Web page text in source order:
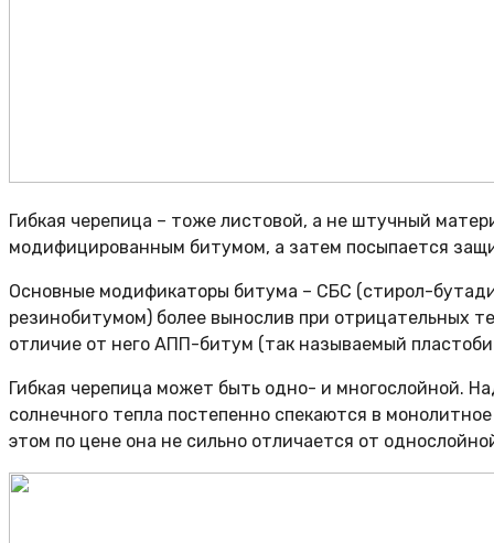
Гибкая черепица – тоже листовой, а не штучный
модифицированным битумом, а затем посыпается
Основные модификаторы битума – СБС (стирол-
резинобитумом) более вынослив при отрицательных
отличие от него АПП-битум (так называемый
Гибкая черепица может быть одно- и многослойной.
солнечного тепла постепенно спекаются в
этом по цене она не сильно отличается от